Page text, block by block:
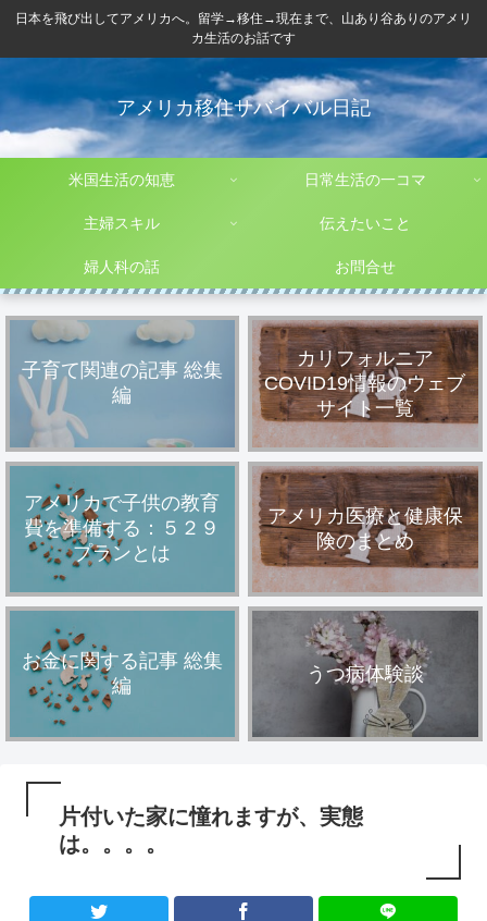
日本を飛び出してアメリカへ。留学→移住→現在まで、山あり谷ありのアメリ
カ生活のお話です
アメリカ移住サバイバル日記
米国生活の知恵 日常生活の一コマ
主婦スキル 伝えたいこと
婦人科の話 お問合せ
子育て関連の記事 総集
編
カリフォルニア
COVID19情報のウェブ
サイト一覧
アメリカで子供の教育
費を準備する：５２９
プランとは
アメリカ医療と健康保
険のまとめ
お金に関する記事 総集
編
うつ病体験談
片付いた家に憧れますが、実態
は。。。。